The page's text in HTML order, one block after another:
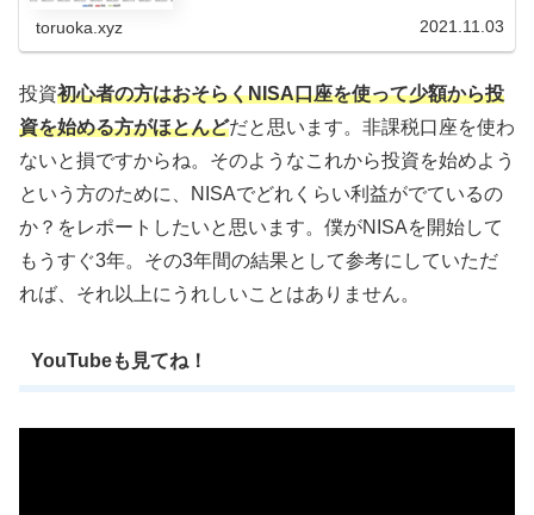
toruoka.xyz 2021.11.03
投資初心者の方はおそらくNISA口座を使って少額から投
資を始める方がほとんどだと思います。非課税口座を使わ
ないと損ですからね。そのようなこれから投資を始めよう
という方のために、NISAでどれくらい利益がでているの
か？をレポートしたいと思います。僕がNISAを開始して
もうすぐ3年。その3年間の結果として参考にしていただ
れば、それ以上にうれしいことはありません。
YouTubeも見てね！